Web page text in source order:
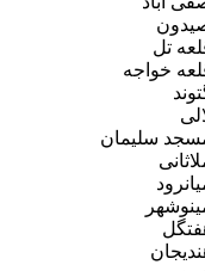
تل
خواجه
سلیمان